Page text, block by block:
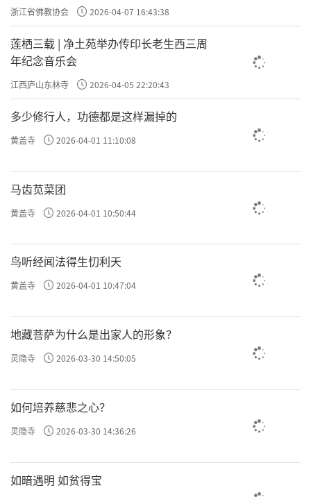
浙江省佛教协会 2026-04-07 16:43:38
莲栖三载 | 净土苑举办传印长老生西三周
年纪念音乐会
江西庐山东林寺 2026-04-05 22:20:43
多少修行人，功德都是这样漏掉的
黄盖寺 2026-04-01 11:10:08
马齿苋菜团
黄盖寺 2026-04-01 10:50:44
鸟听经闻法得生忉利天
黄盖寺 2026-04-01 10:47:04
地藏菩萨为什么是出家人的形象？
灵隐寺 2026-03-30 14:50:05
如何培养慈悲之心？
灵隐寺 2026-03-30 14:36:26
如暗遇明 如贫得宝